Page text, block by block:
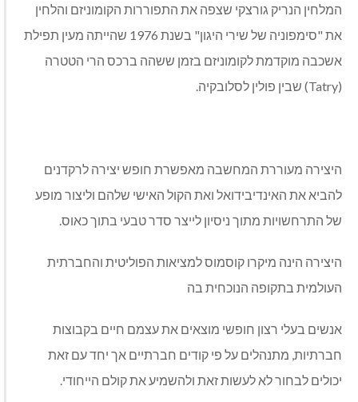
המלחין הנריק גורצקי שצפה את התפוררות הקומוניזם והלחין
את "סימפוניה של שירי היגון" בשנת 1976 שהייתה מעין תפילת
אשכבה מוקדמת לקומוניזם בזמן ששהה ברכס הרי הטטרה
(Tatry) שבין פולין לסלובקיה.
היצירה מעוררת המחשבה מאפשרת חופש יצירה לרקדנים
להביא את האינדיבידואל ואת הקול האישי שלהם וליצור מופע
של התרחשויות מתוך ניסיון לייצר סדר טבעי בתוך כאוס.
היצירה הינה מיקרו קוסמוס למציאות הפוליטית והחברתית
העולמית בתקופה הנוכחית בה
אנשים בעלי רצון חופשי מוצאים את עצמם חיים בקבוצות
חברתיות, מתנהלים על פי קודים חברתיים אך יחד עם זאת
יכולים לבחור לא לעשות זאת ולהשמיע את קולם הייחודי.